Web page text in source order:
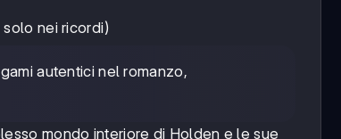
nei ricordi)
autentici nel romanzo,
mondo interiore di Holden e le sue